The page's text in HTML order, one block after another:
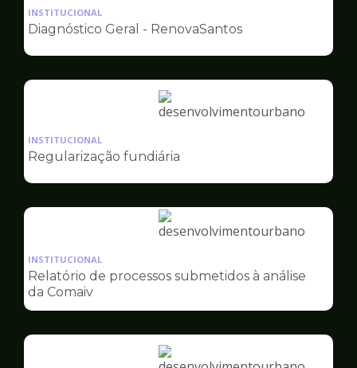
pagina
Desenvolvimento
Urbano
INSTITUCIONAL
Diagnóstico Geral - RenovaSantos
Ilustração
pagina
Desenvolvimento
Urbano
INSTITUCIONAL
Regularização fundiária
Ilustração
pagina
Desenvolvimento
INSTITUCIONAL
Relatório de processos submetidos à análise
da Comaiv